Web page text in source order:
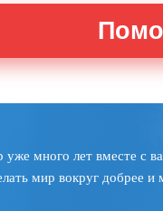
уже много лет вместе с
мир вокруг добрее и